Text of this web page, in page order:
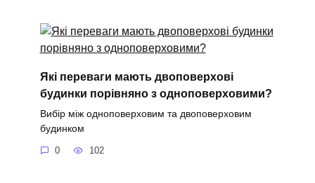
Які переваги мають двоповерхові
будинки порівняно з одноповерховими?
Вибір між одноповерховим та двоповерховим
будинком
0 102